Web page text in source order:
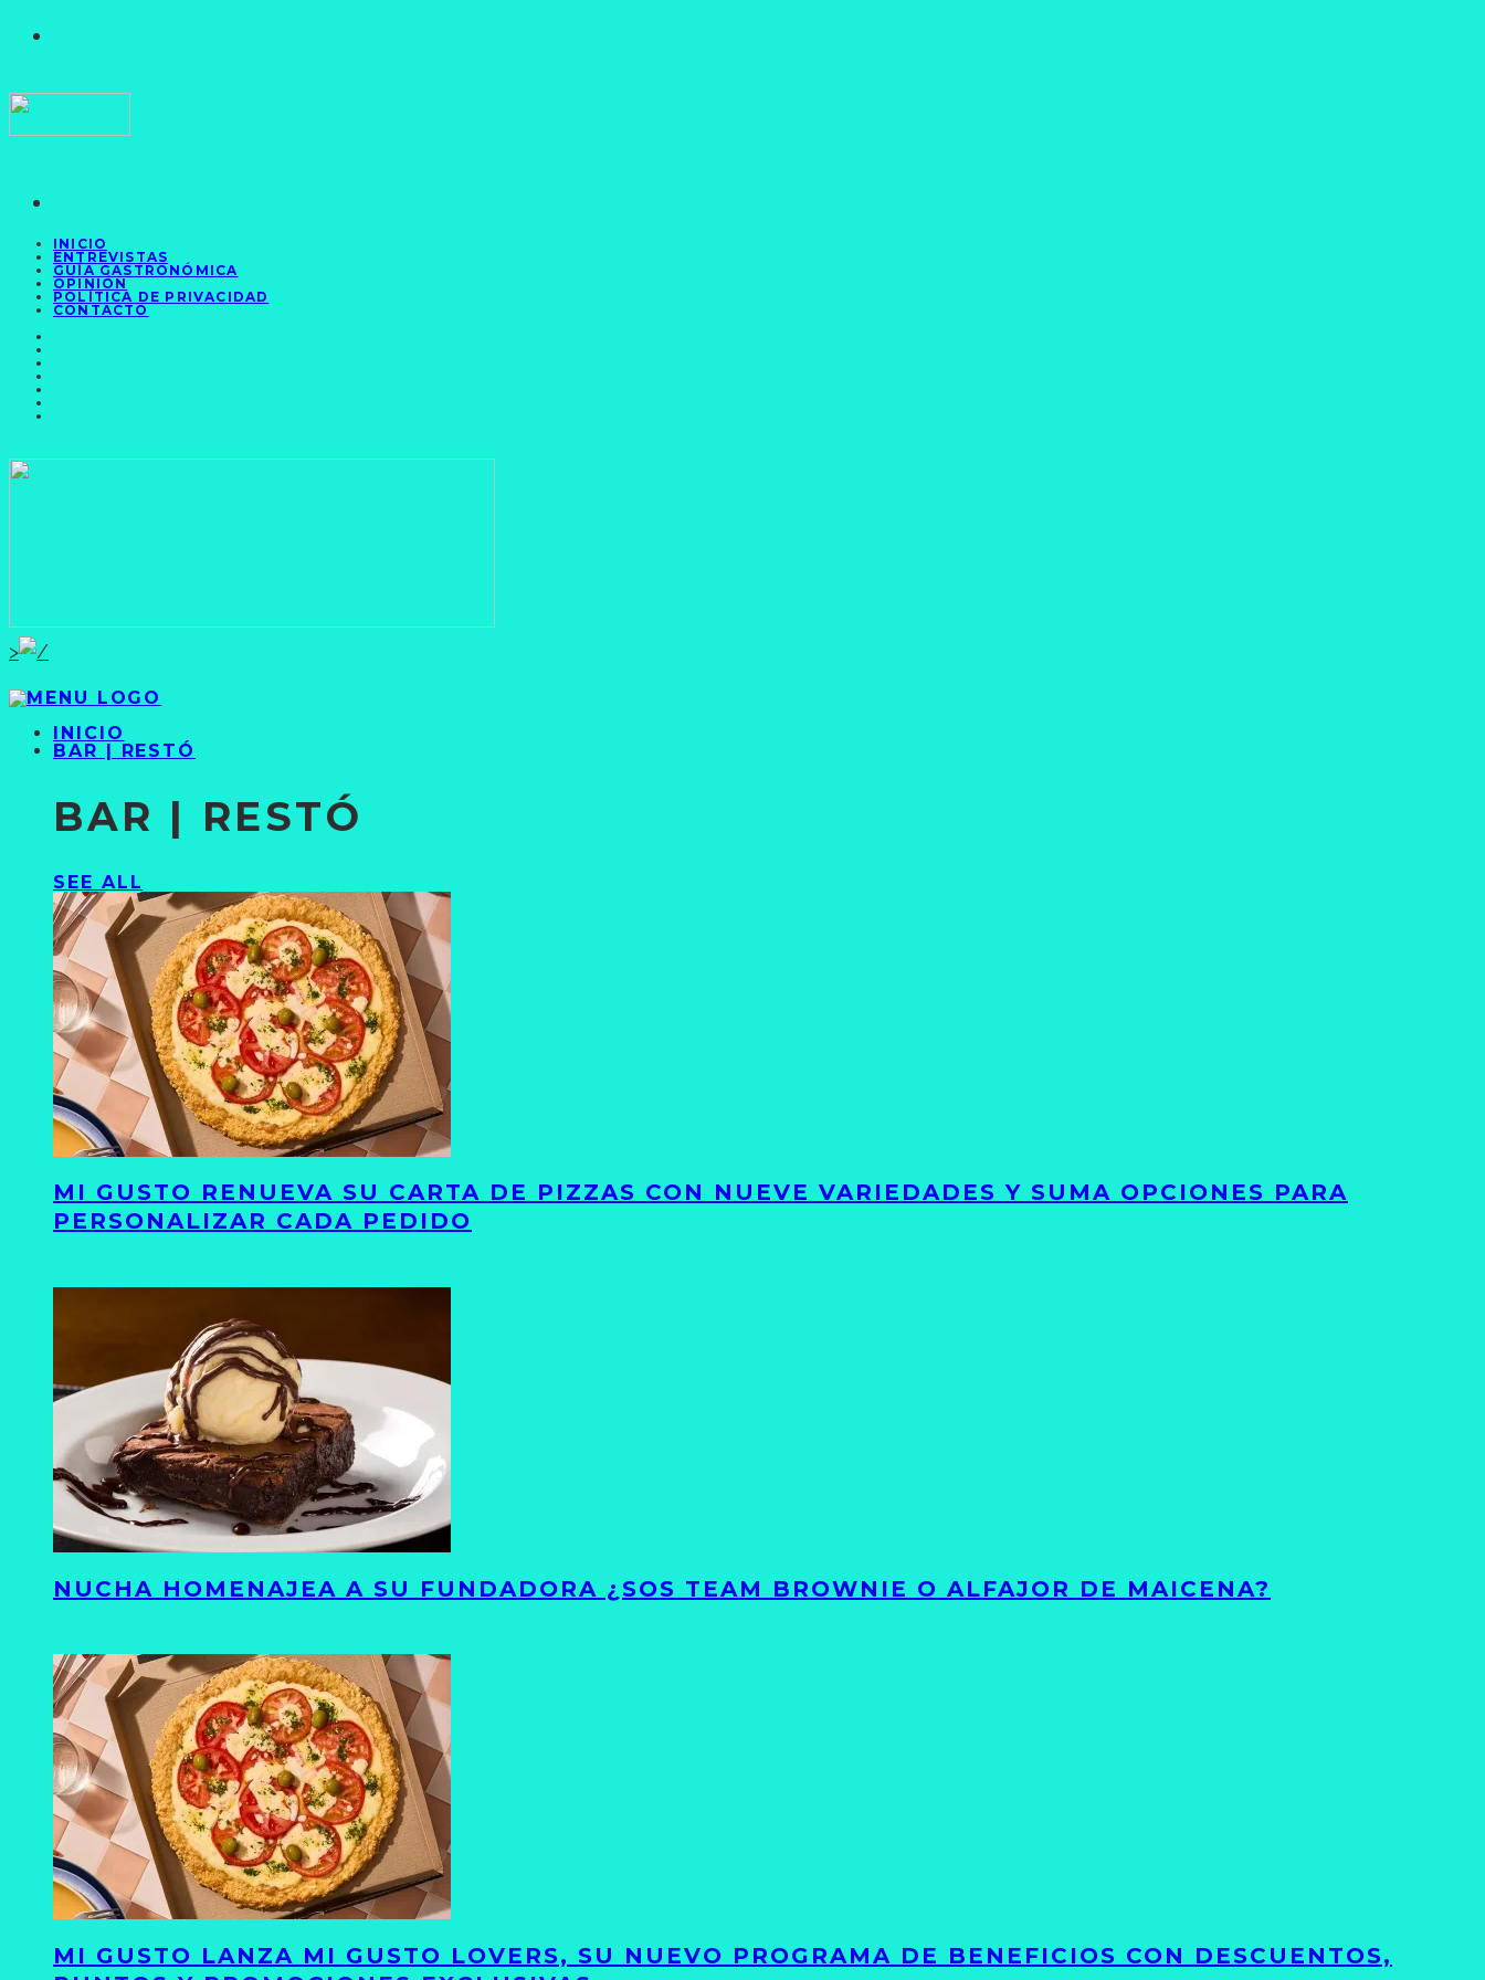
INICIO
ENTREVISTAS
GUÍA GASTRONÓMICA
OPINIÓN
POLÍTICA DE PRIVACIDAD
CONTACTO
>
INICIO
BAR | RESTÓ
BAR | RESTÓ
SEE ALL
MI GUSTO RENUEVA SU CARTA DE PIZZAS CON NUEVE VARIEDADES Y SUMA OPCIONES PARA
PERSONALIZAR CADA PEDIDO
NUCHA HOMENAJEA A SU FUNDADORA ¿SOS TEAM BROWNIE O ALFAJOR DE MAICENA?
MI GUSTO LANZA MI GUSTO LOVERS, SU NUEVO PROGRAMA DE BENEFICIOS CON DESCUENTOS,